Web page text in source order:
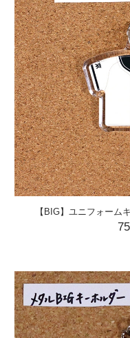
【BIG】ユニフォーム